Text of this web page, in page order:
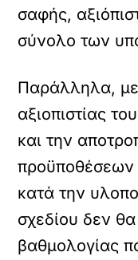
σαφής,
σύνολο των
Παράλληλα, με
αξιοπιστίας
και την
προϋποθέσεων
κατά την
σχεδίου δεν
βαθμολογίας